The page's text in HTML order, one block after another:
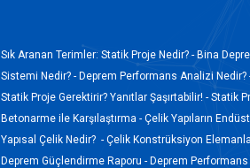
Sık Aranan Terimler:Statik Proje Nedir? - Bina
Sistemi Nedir? - Deprem Performans Analizi Nedir?
Statik Proje Gerektirir? Yanıtlar Şaşırtabilir! -Statik
Betonarme ile Karşılaştırma -Çelik Yapıların
Yapısal Çelik Nedir? -Çelik Konstrüksiyon
Deprem Güçlendirme Raporu - Deprem